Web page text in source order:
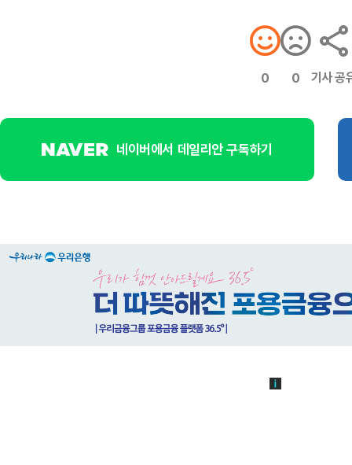
0 0 기사 공
네이버에서 데일리안 구독하기